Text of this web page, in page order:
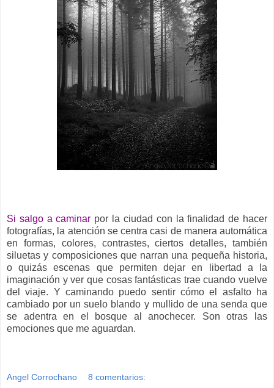
Si salgo a caminar por la ciudad con la finalidad de hacer
fotografías, la atención se centra casi de manera automática
en formas, colores, contrastes, ciertos detalles, también
siluetas y composiciones que narran una pequeña historia,
o quizás escenas que permiten dejar en libertad a la
imaginación y ver que cosas fantásticas trae cuando vuelve
del viaje. Y caminando puedo sentir cómo el asfalto ha
cambiado por un suelo blando y mullido de una senda que
se adentra en el bosque al anochecer. Son otras las
emociones que me aguardan.
Angel Corrochano 8 comentarios: